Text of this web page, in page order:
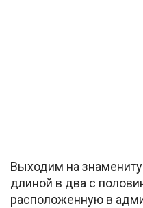
Выходим на
длиной в два с
расположенную в